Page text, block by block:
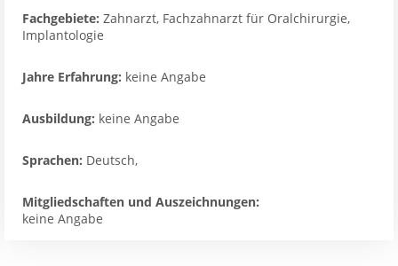
Fachgebiete: Zahnarzt, Fachzahnarzt für Oralchirurgie,
Implantologie
Jahre Erfahrung: keine Angabe
Ausbildung: keine Angabe
Sprachen: Deutsch,
Mitgliedschaften und Auszeichnungen:
keine Angabe